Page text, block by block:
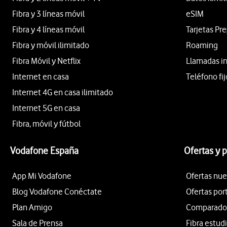
Fibra y 3 líneas móvil
Fibra y 4 líneas móvil
Fibra y móvil ilimitado
Fibra Móvil y Netflix
Internet en casa
Internet 4G en casa ilimitado
Internet 5G en casa
Fibra, móvil y fútbol
eSIM
Tarjetas
Roaming
Llamadas
Teléfono
Vodafone España
App Mi Vodafone
Blog Vodafone Conéctate
Plan Amigo
Sala de Prensa
Ofertas y
Ofertas
Ofertas
Fibra